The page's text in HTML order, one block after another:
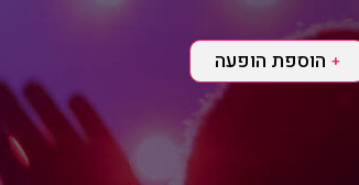
+ הוספת הופעה